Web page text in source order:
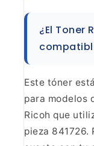
¿El Toner
Este tóner
para modelos
Ricoh que
pieza 841726.